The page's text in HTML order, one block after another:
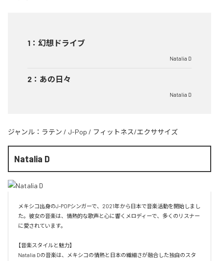
1 ： 幻想ドライブ
Natalia D
2 ： あの日々
Natalia D
ジャンル： ラテン / J-Pop / フィットネス/エクササイズ
Natalia D
メキシコ出身のJ-POPシンガーで、2021年から日本で音楽活動を開始しまし
た。彼女の音楽は、情熱的な歌声と心に響くメロディーで、多くのリスナー
に愛されています。
【音楽スタイルと魅力】
Natalia Dの音楽は、メキシコの情熱と日本の繊細さが融合した独自のスタ